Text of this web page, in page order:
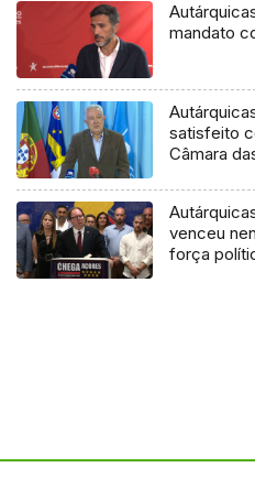
mandato
satisfeito
Câmara
venceu
força